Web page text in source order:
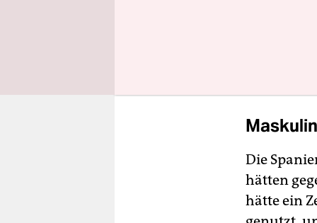
Torfrau
Die
hätten
hätte ein